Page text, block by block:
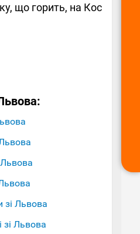
що горить, на Кос
зі Львова
зі Львова